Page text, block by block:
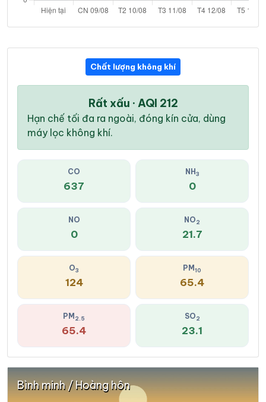
Chất lượng không khí
Rất xấu · AQI 212
Hạn chế tối đa ra ngoài, đóng kín cửa, dùng
máy lọc không khí.
CO
637
NH 3
0
NO
0
NO2
21.7
O3
124
PM10
65.4
PM 2.5
65.4
SO2
23.1
Bình minh / Hoàng hôn